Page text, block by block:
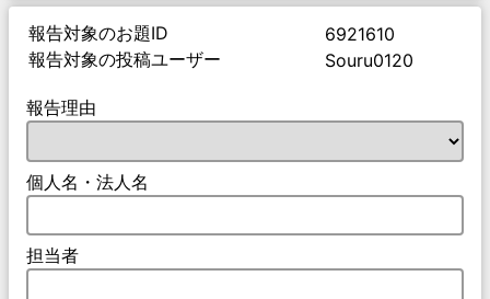
報告対象のお題ID
6921610
報告対象の投稿ユーザー
Souru0120
報告理由
個人名・法人名
担当者